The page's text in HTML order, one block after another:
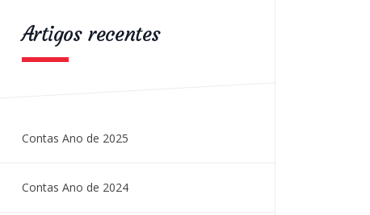
Artigos recentes
Contas Ano de 2025
Contas Ano de 2024